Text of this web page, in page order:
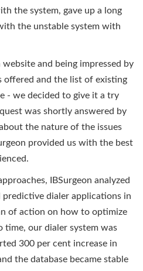
the system, gave up a long
the unstable system with
website and being impressed by
offered and the list of existing
- we decided to give it a try
was shortly answered by
the nature of the issues
provided us with the best
IBSurgeon analyzed
dialer applications in
of action on how to optimize
time, our dialer system was
300 per cent increase in
the database became stable